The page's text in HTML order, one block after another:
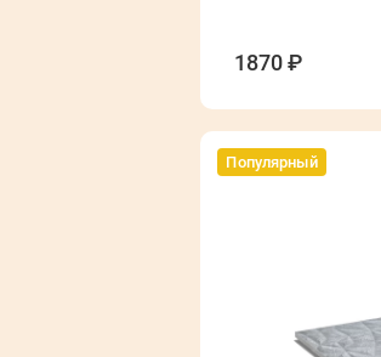
1870 ₽
Популярный